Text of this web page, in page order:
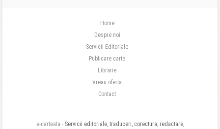
Home
Despre noi
Servicii Editoriale
Publicare carte
Librarie
Vreau oferta
Contact
e-carteata - Servicii editoriale, traduceri, corectura, redactare,